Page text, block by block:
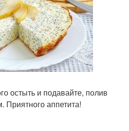
остыть и подавайте, полив
аппетита!